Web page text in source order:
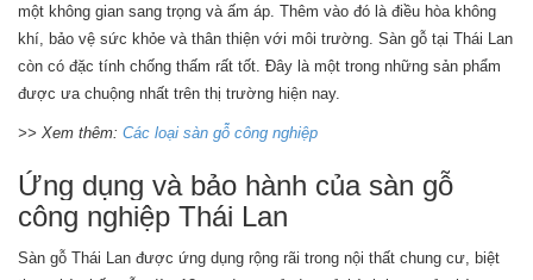
một không gian sang trọng và ấm áp. Thêm vào đó là điều hòa không
khí, bảo vệ sức khỏe và thân thiện với môi trường. Sàn gỗ tại Thái Lan
còn có đặc tính chống thấm rất tốt. Đây là một trong những sản phẩm
được ưa chuộng nhất trên thị trường hiện nay.
>> Xem thêm: Các loại sàn gỗ công nghiệp
Ứng dụng và bảo hành của sàn gỗ
công nghiệp Thái Lan
Sàn gỗ Thái Lan được ứng dụng rộng rãi trong nội thất chung cư, biệt